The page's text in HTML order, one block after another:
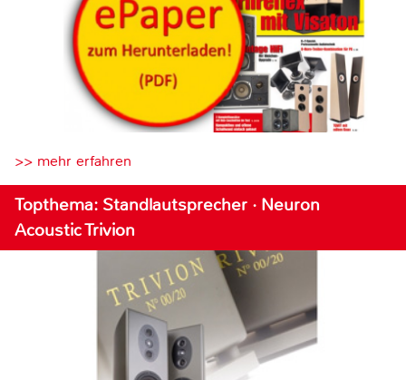
>> mehr erfahren
Topthema: Standlautsprecher · Neuron
Acoustic Trivion